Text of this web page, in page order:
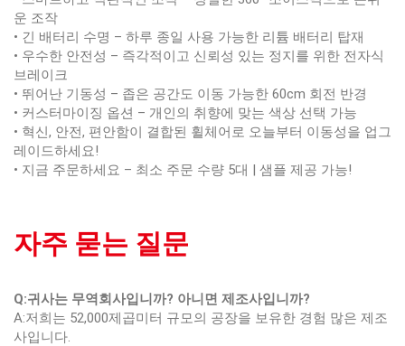
운 조작
• 긴 배터리 수명 – 하루 종일 사용 가능한 리튬 배터리 탑재
• 우수한 안전성 – 즉각적이고 신뢰성 있는 정지를 위한 전자식
브레이크
• 뛰어난 기동성 – 좁은 공간도 이동 가능한 60cm 회전 반경
• 커스터마이징 옵션 – 개인의 취향에 맞는 색상 선택 가능
• 혁신, 안전, 편안함이 결합된 휠체어로 오늘부터 이동성을 업그
레이드하세요!
• 지금 주문하세요 – 최소 주문 수량 5대 | 샘플 제공 가능!
자주 묻는 질문
Q:귀사는 무역회사입니까? 아니면 제조사입니까?
A:저희는 52,000제곱미터 규모의 공장을 보유한 경험 많은 제조
사입니다.